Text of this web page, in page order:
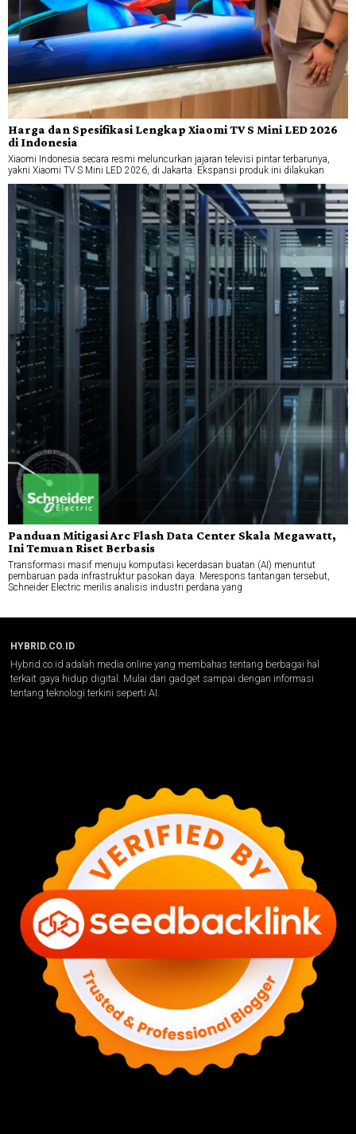
Harga dan Spesifikasi Lengkap Xiaomi TV S Mini LED 2026
di Indonesia
Xiaomi Indonesia secara resmi meluncurkan jajaran televisi pintar terbarunya,
yakni Xiaomi TV S Mini LED 2026, di Jakarta. Ekspansi produk ini dilakukan
Panduan Mitigasi Arc Flash Data Center Skala Megawatt,
Ini Temuan Riset Berbasis
Transformasi masif menuju komputasi kecerdasan buatan (AI) menuntut
pembaruan pada infrastruktur pasokan daya. Merespons tantangan tersebut,
Schneider Electric merilis analisis industri perdana yang
HYBRID.CO.ID
Hybrid.co.id adalah media online yang membahas tentang berbagai hal
terkait gaya hidup digital. Mulai dari gadget sampai dengan informasi
tentang teknologi terkini seperti AI.